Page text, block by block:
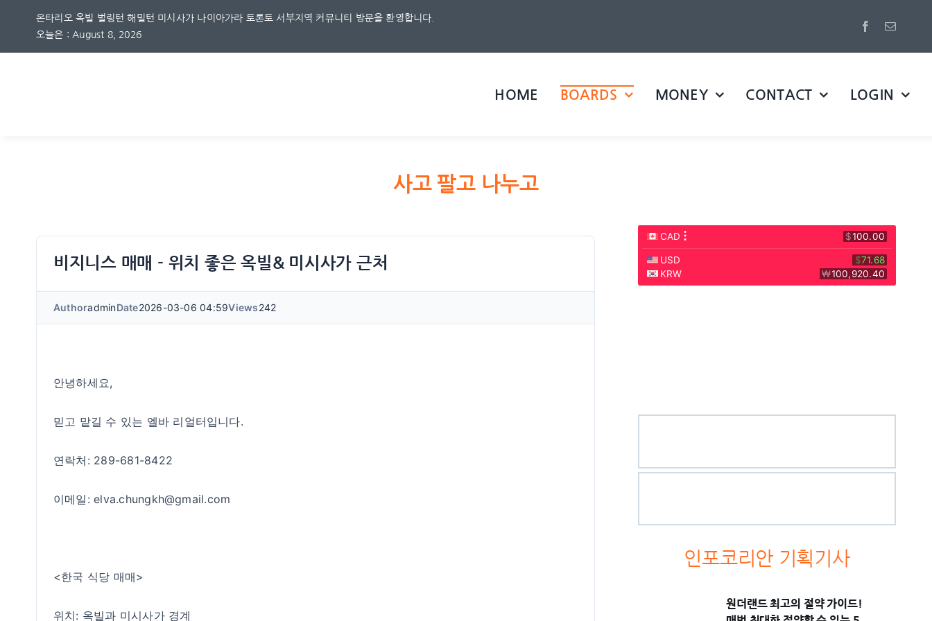
온타리오 옥빌 벌링턴 해밀턴 미시사가 나이아가라 토론토 서부지역 커뮤니티 방문을 환영합니다.
오늘은 : August 8, 2026
HOME BOARDS MONEY CONTACT LOGIN
사고 팔고 나누고
비지니스 매매 - 위치 좋은 옥빌& 미시사가 근처
AuthoradminDate2026-03-06 04:59Views242
안녕하세요,
믿고 맡길 수 있는 엘바 리얼터입니다.
연락처: 289-681-8422
이메일: elva.chungkh@gmail.com
<한국 식당 매매>
위치: 옥빌과 미시사가 경계
인포코리안 기획기사
원더랜드 최고의 절약 가이드!